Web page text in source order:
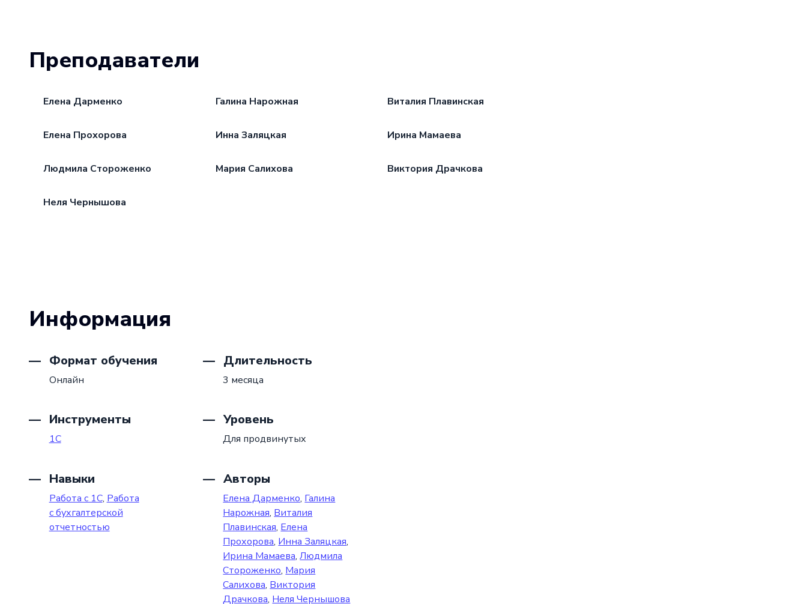
Преподаватели
Елена Дарменко Галина Нарожная Виталия Плавинская
Елена Прохорова Инна Заляцкая Ирина Мамаева
Людмила Стороженко Мария Салихова Виктория Драчкова
Неля Чернышова
Информация
Формат обучения
Онлайн
Длительность
3 месяца
Инструменты
1С
Уровень
Для продвинутых
Навыки
Работа с 1С, Работа
с бухгалтерской
отчетностью
Авторы
Елена Дарменко, Галина
Нарожная, Виталия
Плавинская, Елена
Прохорова, Инна Заляцкая,
Ирина Мамаева,Людмила
Стороженко, Мария
Салихова, Виктория
Драчкова, Неля Чернышова